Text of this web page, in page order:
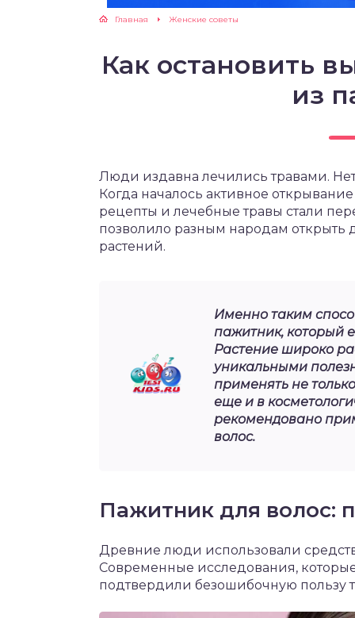
Главная Женские советы
Как остановить
из
Люди издавна лечились травами.
Когда началось активное
рецепты и лечебные травы стали
позволило разным народам открыть
растений.
Именно таким
пажитник, который
Растение широко
уникальными
применять не
еще и в
рекомендовано
волос.
Пажитник для волос:
Древние люди использовали
Современные исследования,
подтвердили безошибочную пользу